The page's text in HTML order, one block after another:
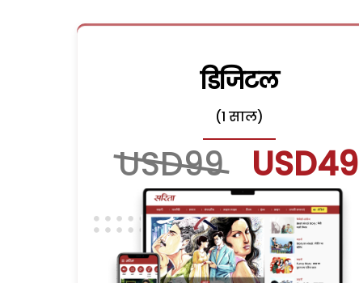
डिजिटल
(1 साल)
USD99 USD49